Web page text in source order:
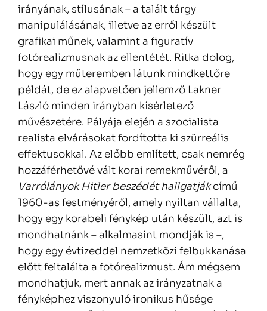
irányának, stílusának – a talált tárgy
manipulálásának, illetve az erről készült
grafikai műnek, valamint a figuratív
fotórealizmusnak az ellentétét. Ritka dolog,
hogy egy műteremben látunk mindkettőre
példát, de ez alapvetően jellemző Lakner
László minden irányban kísérletező
művészetére. Pályája elején a szocialista
realista elvárásokat fordította ki szürreális
effektusokkal. Az előbb említett, csak nemrég
hozzáférhetővé vált korai remekművéről, a
Varrólányok Hitler beszédét hallgatjákcímű
1960-as festményéről, amely nyíltan vállalta,
hogy egy korabeli fénykép után készült, azt is
mondhatnánk – alkalmasint mondják is –,
hogy egy évtizeddel nemzetközi felbukkanása
előtt feltalálta a fotórealizmust. Ám mégsem
mondhatjuk, mert annak az irányzatnak a
fényképhez viszonyuló ironikus hűsége